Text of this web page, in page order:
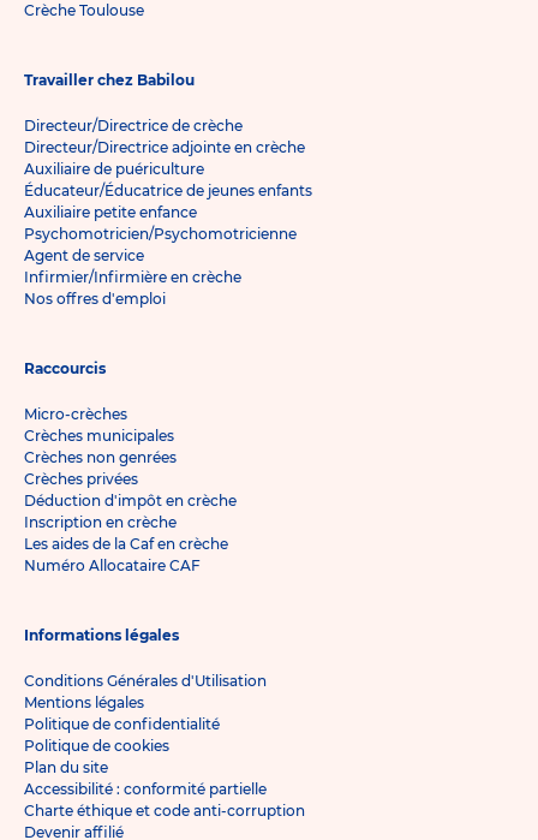
Crèche Toulouse
Travailler chez Babilou
Directeur/Directrice de crèche
Directeur/Directrice adjointe en crèche
Auxiliaire de puériculture
Éducateur/Éducatrice de jeunes enfants
Auxiliaire petite enfance
Psychomotricien/Psychomotricienne
Agent de service
Infirmier/Infirmière en crèche
Nos offres d'emploi
Raccourcis
Micro-crèches
Crèches municipales
Crèches non genrées
Crèches privées
Déduction d'impôt en crèche
Inscription en crèche
Les aides de la Caf en crèche
Numéro Allocataire CAF
Informations légales
Conditions Générales d'Utilisation
Mentions légales
Politique de confidentialité
Politique de cookies
Plan du site
Accessibilité : conformité partielle
Charte éthique et code anti-corruption
Devenir affilié